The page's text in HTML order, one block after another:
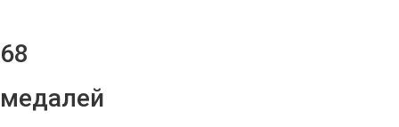
68
медалей